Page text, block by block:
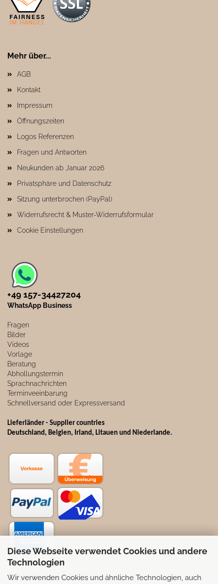
Diese Webseite verwendet Cookies und andere
Technologien
Wir verwenden Cookies und ähnliche Technologien, auch
Mehr über...
AGB
Kontakt
Impressum
Öffnungszeiten
Logos Referenzen
Fragen und Antworten
Neukunden ab Januar 2026
Privatsphäre und Datenschutz
Sitzung unterbrochen (PayPal)
Widerrufsrecht & Muster-Widerrufsformular
Cookie Einstellungen
+49 157-34427204​
WhatsApp Business
Fragen
Bilder
Videos
Vorlage
Beratung
Abhollungstermin
Sprachnachrichten
Terminveeinbarung
Schnellversand oder Expressversand
Lieferländer - Supplier countries
Deutschland, Belgien, Irland, Litauen und Niederlande.
Selbstabhollung möglich